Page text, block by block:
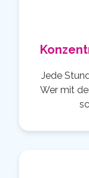
Jede
Wer mit